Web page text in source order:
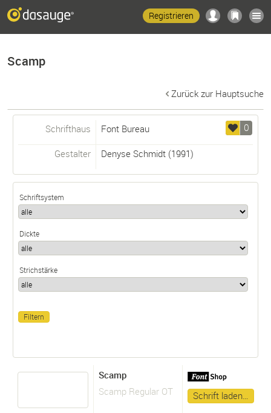
Registrieren
Scamp
Zurück zur Hauptsuche
0
Schrifthaus Font Bureau
Gestalter Denyse Schmidt(1991)
Schriftsystem
Dickte
Strichstärke
Scamp
Scamp Regular OT
Schrift laden…